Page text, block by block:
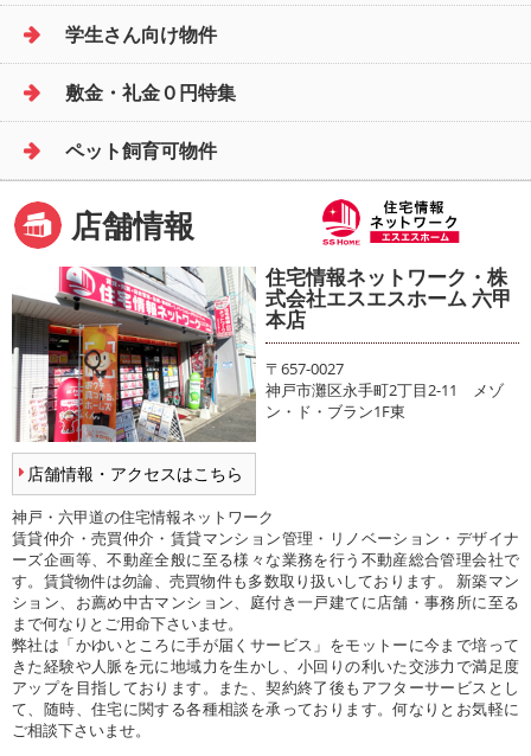
学生さん向け物件
敷金・礼金０円特集
ペット飼育可物件
店舗情報
店舗情報・アクセスはこちら
住宅情報ネットワーク・株
式会社エスエスホーム 六甲
本店
〒657-0027
神戸市灘区永手町2丁目2-11 メゾ
ン・ド・ブラン1F東
神戸・六甲道の住宅情報ネットワーク
賃貸仲介・売買仲介・賃貸マンション管理・リノベーション・デザイナ
ーズ企画等、不動産全般に至る様々な業務を行う不動産総合管理会社で
す。賃貸物件は勿論、売買物件も多数取り扱いしております。 新築マン
ション、お薦め中古マンション、庭付き一戸建てに店舗・事務所に至る
まで何なりとご用命下さいませ。
弊社は「かゆいところに手が届くサービス」をモットーに今まで培って
きた経験や人脈を元に地域力を生かし、小回りの利いた交渉力で満足度
アップを目指しております。また、契約終了後もアフターサービスとし
て、随時、住宅に関する各種相談を承っております。何なりとお気軽に
ご相談下さいませ。